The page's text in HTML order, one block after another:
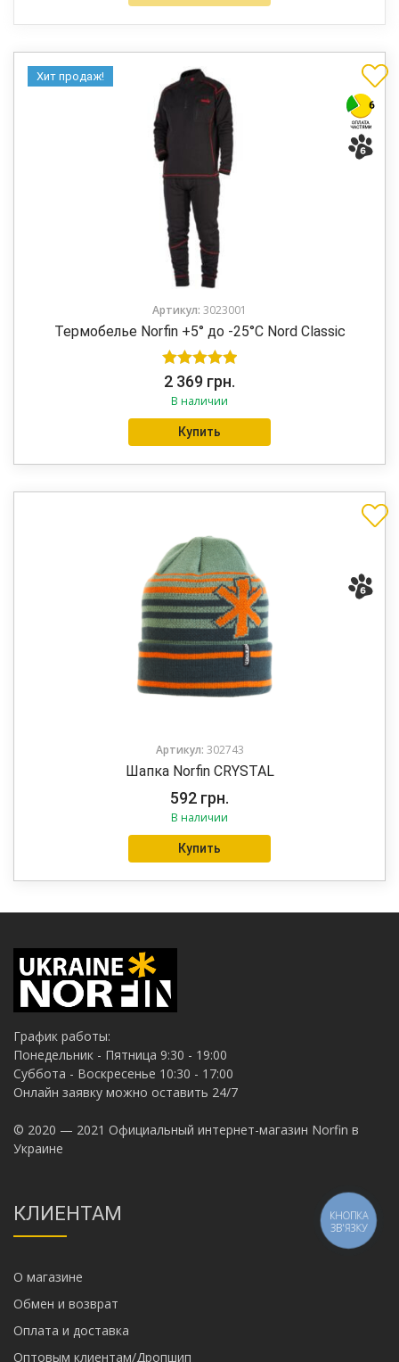
Хит продаж!
Артикул: 3023001
Термобелье Norfin +5° до -25°C Nord Classic
Оценка5.00
из 5
2 369 грн.
В наличии
Купить
Артикул: 302743
Шапка Norfin CRYSTAL
592 грн.
В наличии
Купить
График работы:
Понедельник - Пятница 9:30 - 19:00
Суббота - Воскресенье 10:30 - 17:00
Онлайн заявку можно оставить 24/7
© 2020 — 2021 Официальный интернет-магазин Norfin в
Украине
КЛИЕНТАМ
О магазине
Обмен и возврат
Оплата и доставка
Оптовым клиентам/Дропшип
КНОПКА
ЗВ'ЯЗКУ